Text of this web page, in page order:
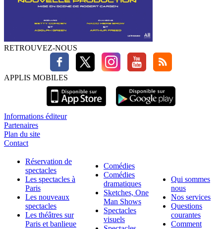
RETROUVEZ-NOUS
APPLIS MOBILES
Informations éditeur
Partenaires
Plan du site
Contact
Réservation de
spectacles
Les spectacles à
Paris
Les nouveaux
spectacles
Les théâtres sur
Paris et banlieue
Comédies
Comédies
dramatiques
Sketches, One
Man Shows
Spectacles
visuels
Qui sommes
nous
Nos services
Questions
courantes
Comment